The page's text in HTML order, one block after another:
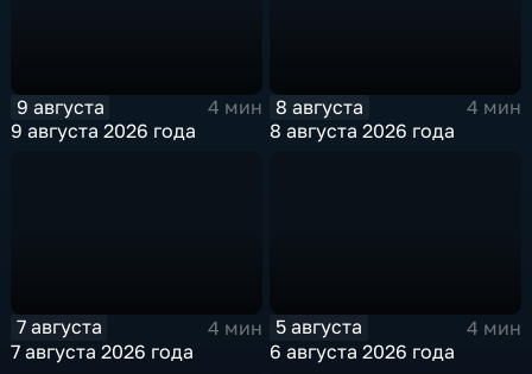
9 августа
4 мин
9 августа 2026 года
8 августа
4 мин
8 августа 2026 года
7 августа
4 мин
7 августа 2026 года
5 августа
4 мин
6 августа 2026 года